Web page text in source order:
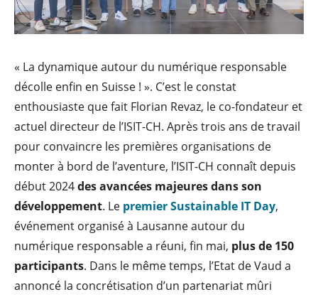
« La dynamique autour du numérique responsable
décolle enfin en Suisse ! ». C’est le constat
enthousiaste que fait Florian Revaz, le co-fondateur et
actuel directeur de l’ISIT-CH. Après trois ans de travail
pour convaincre les premières organisations de
monter à bord de l’aventure, l’ISIT-CH connaît depuis
début 2024des avancées majeures dans son
développement. Le premier Sustainable IT Day,
événement organisé à Lausanne autour du
numérique responsable a réuni, fin mai, plus de 150
participants. Dans le même temps, l’Etat de Vaud a
annoncé la concrétisation d’un partenariat mûri